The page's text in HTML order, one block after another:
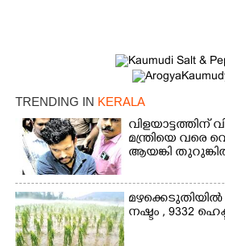
TRENDING IN KERALA
വിളയാട്ടത്തിന്
മന്ത്രിയെ വരെ
ആയങ്കി
മഴക്കെടുതിയിൽ
നഷ്ടം , 9332